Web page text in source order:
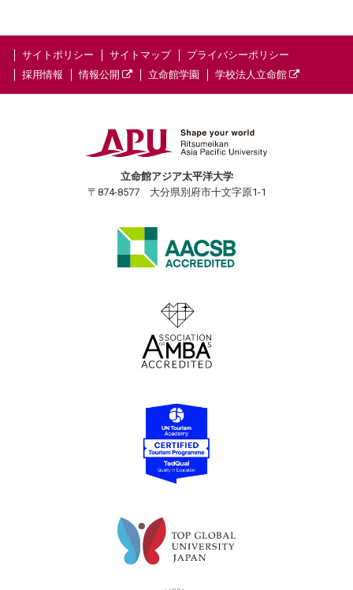
サイトポリシー サイトマップ
プライバシーポリシー
採用情報
情報公開 立命館学園 学校法人立命館
立命館アジア太平洋大学
〒874-8577 大分県別府市十文字原1-1